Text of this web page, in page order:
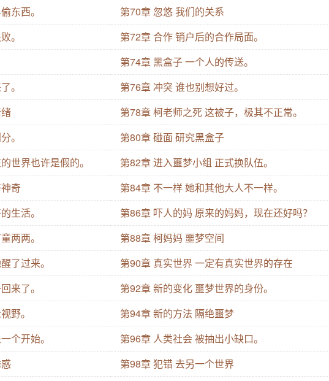
东西。
第70章 忽悠 我们的关系
。
第72章 合作 销户后的合作局面。
第74章 黑盒子 一个人的传送。
。
第76章 冲突 谁也别想好过。
第78章 柯老师之死 这被子，极其不正常。
。
第80章 碰面 研究黑盒子
世界也许是假的。
第82章 进入噩梦小组 正式换队伍。
奇
第84章 不一样 她和其他大人不一样。
生活。
第86章 吓人的妈 原来的妈妈，现在还好吗？
两两。
第88章 柯妈妈 噩梦空间
了过来。
第90章 真实世界 一定有真实世界的存在
来了。
第92章 新的变化 噩梦世界的身份。
野。
第94章 新的方法 隔绝噩梦
个开始。
第96章 人类社会 被抽出小缺口。
第98章 犯错 去另一个世界